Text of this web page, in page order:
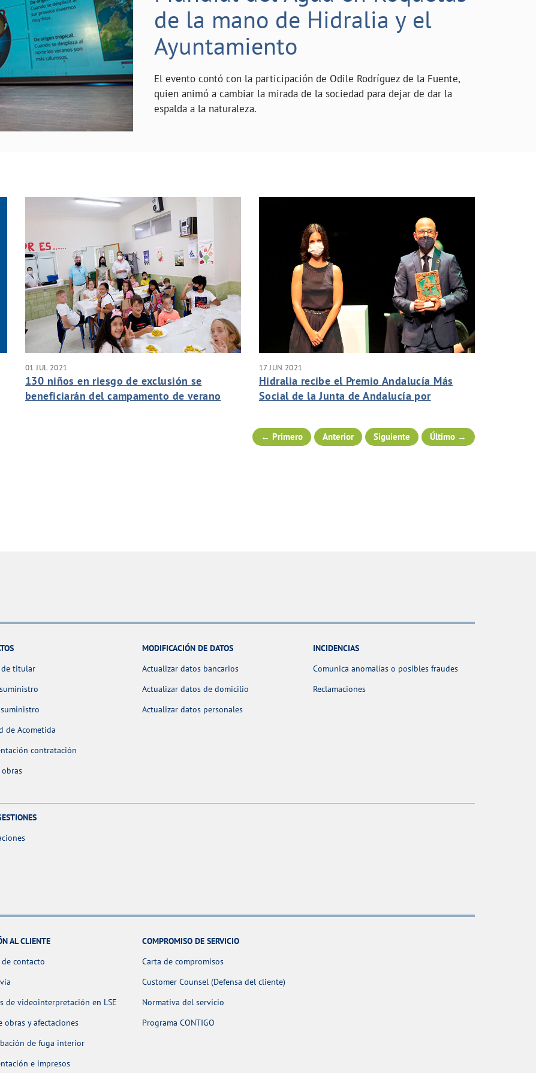
de la mano de Hidralia y el
Ayuntamiento
El evento contó con la participación de Odile Rodríguez de la Fuente,
quien animó a cambiar la mirada de la sociedad para dejar de dar la
espalda a la naturaleza.
01 JUL 2021
130 niños en riesgo de exclusión se
beneficiarán del campamento de verano
17 JUN 2021
Hidralia recibe el Premio Andalucía Más
Social de la Junta de Andalucía por
accesibilidad universal
← Primero Anterior Siguiente Último →
de titular
de Acometida
contratación
MODIFICACIÓN DE DATOS
Actualizar datos bancarios
Actualizar datos de domicilio
Actualizar datos personales
INCIDENCIAS
Comunica anomalías o posibles fraudes
Reclamaciones
AL CLIENTE
de contacto
de videointerpretación en LSE
obras y afectaciones
de fuga interior
e impresos
COMPROMISO DE SERVICIO
Carta de compromisos
Customer Counsel (Defensa del cliente)
Normativa del servicio
Programa CONTIGO